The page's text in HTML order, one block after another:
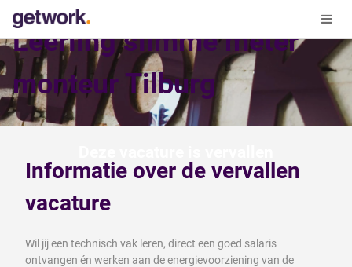
Leerling slimme meter
monteur Tilburg
Informatie over de vervallen
vacature
Wil jij een technisch vak leren, direct een goed salaris
ontvangen én werken aan de energievoorziening van de